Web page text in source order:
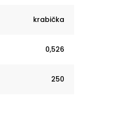
krabička
0,526
250